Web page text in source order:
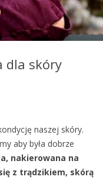
dla skóry
naszej skóry.
aby była dobrze
nakierowana na
z trądzikiem, skórą